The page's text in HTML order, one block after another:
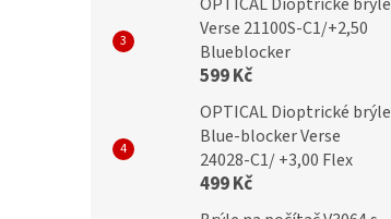
Verse 21100S-C1/+2,50
Blueblocker
599 Kč
OPTICAL Dioptrické brýle
Blue-blocker Verse
24028-C1/ +3,00 Flex
499 Kč